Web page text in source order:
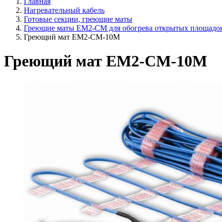
Нагревательный кабель
Готовые секции, греющие маты
Греющие маты EM2-CM для обогрева открытых
Греющий мат EM2-CM-10M
Греющий мат EM2-CM-10M